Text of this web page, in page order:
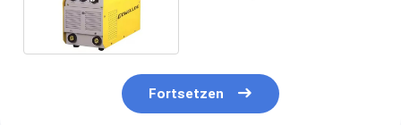
Fortsetzen